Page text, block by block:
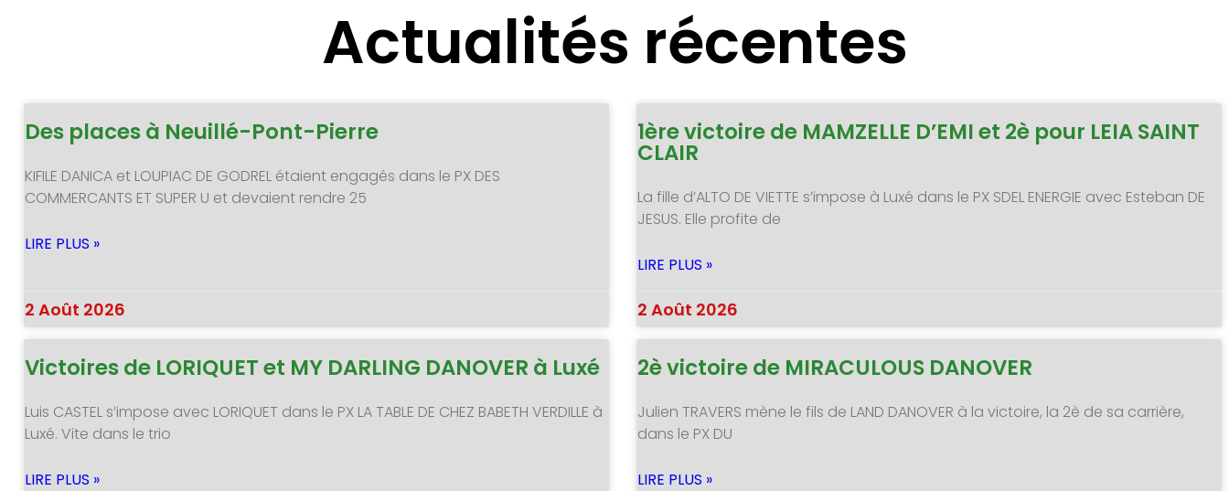
Actualités récentes
Des places à Neuillé-Pont-Pierre
KIFILE DANICA et LOUPIAC DE GODREL étaient engagés dans le PX DES
COMMERCANTS ET SUPER U et devaient rendre 25
LIRE PLUS »
2 Août 2026
1ère victoire de MAMZELLE D’EMI et 2è pour LEIA SAINT
CLAIR
La fille d’ALTO DE VIETTE s’impose à Luxé dans le PX SDEL ENERGIE avec Esteban DE
JESUS. Elle profite de
LIRE PLUS »
2 Août 2026
Victoires de LORIQUET et MY DARLING DANOVER à Luxé
Luis CASTEL s’impose avec LORIQUET dans le PX LA TABLE DE CHEZ BABETH VERDILLE à
Luxé. Vite dans le trio
LIRE PLUS »
2è victoire de MIRACULOUS DANOVER
Julien TRAVERS mène le fils de LAND DANOVER à la victoire, la 2è de sa carrière,
dans le PX DU
LIRE PLUS »